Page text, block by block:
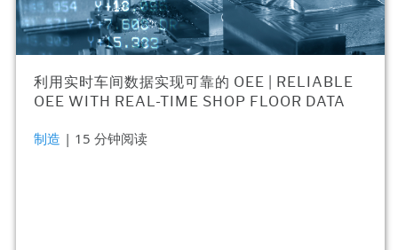
利用实时车间数据实现可靠的 OEE | RELIABLE
OEE WITH REAL-TIME SHOP FLOOR DATA
制造 | 15 分钟阅读